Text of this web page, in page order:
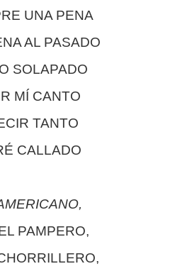
UNA PENA
AL PASADO
SOLAPADO
MÍ CANTO
TANTO
CALLADO
PAMPERO,